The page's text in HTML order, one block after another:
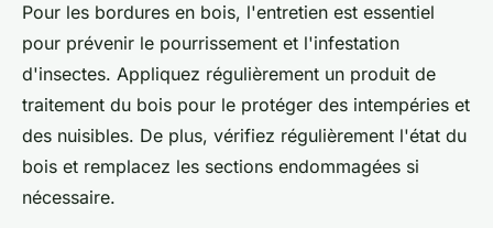
Pour les bordures en bois, l'entretien est essentiel
pour prévenir le pourrissement et l'infestation
d'insectes. Appliquez régulièrement un produit de
traitement du bois pour le protéger des intempéries et
des nuisibles. De plus, vérifiez régulièrement l'état du
bois et remplacez les sections endommagées si
nécessaire.